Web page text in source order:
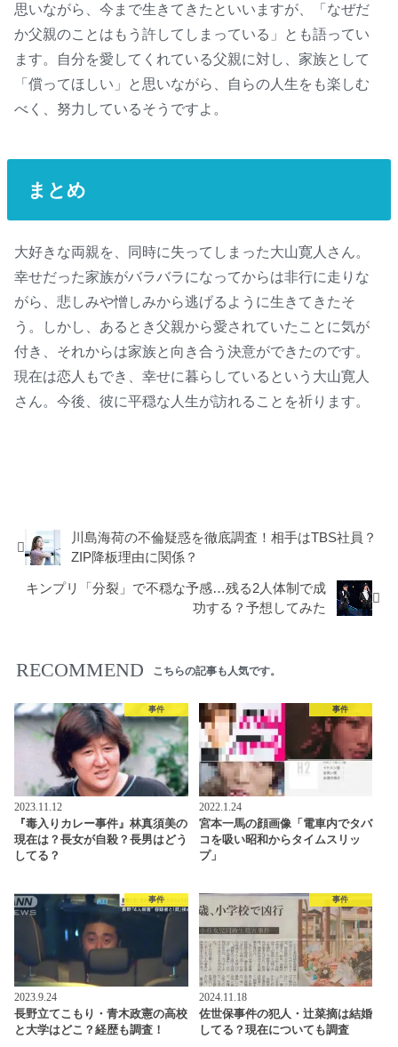
思いながら、今まで生きてきたといいますが、「なぜだ
か父親のことはもう許してしまっている」とも語ってい
ます。自分を愛してくれている父親に対し、家族として
「償ってほしい」と思いながら、自らの人生をも楽しむ
べく、努力しているそうですよ。
まとめ
大好きな両親を、同時に失ってしまった大山寛人さん。
幸せだった家族がバラバラになってからは非行に走りな
がら、悲しみや憎しみから逃げるように生きてきたそ
う。しかし、あるとき父親から愛されていたことに気が
付き、それからは家族と向き合う決意ができたのです。
現在は恋人もでき、幸せに暮らしているという大山寛人
さん。今後、彼に平穏な人生が訪れることを祈ります。
川島海荷の不倫疑惑を徹底調査！相手はTBS社員？
ZIP降板理由に関係？
キンプリ「分裂」で不穏な予感…残る2人体制で成
功する？予想してみた
RECOMMEND こちらの記事も人気です。
事件
2023.11.12
『毒入りカレー事件』林真須美の
現在は？長女が自殺？長男はどう
してる？
事件
2022.1.24
宮本一馬の顔画像「電車内でタバ
コを吸い昭和からタイムスリッ
プ」
事件
2023.9.24
長野立てこもり・青木政憲の高校
と大学はどこ？経歴も調査！
事件
2024.11.18
佐世保事件の犯人・辻菜摘は結婚
してる？現在についても調査